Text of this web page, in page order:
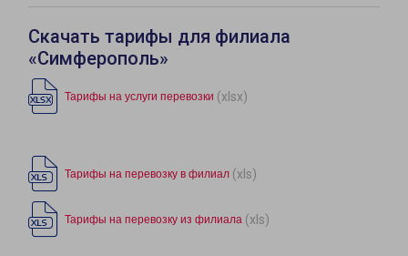
Скачать тарифы для филиала
«Симферополь»
Тарифы на услуги перевозки (xlsx)
Тарифы на перевозку в филиал (xls)
Тарифы на перевозку из филиала (xls)